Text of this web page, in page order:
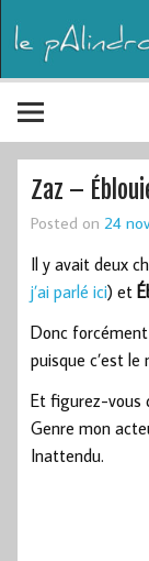
Zaz –
Posted on 24
Il y avait deux
j’ai parlé ici) et
Donc
puisque c’est le
Et figurez-vous
Genre mon
Inattendu.